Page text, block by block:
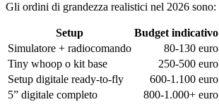
Gli ordini di grandezza realistici nel 2026 sono:
Setup
Budget indicativo
Simulatore + radiocomando
80-130 euro
Tiny whoop o kit base
250-500 euro
Setup digitale ready-to-fly
600-1.100 euro
5” digitale completo
800-1.000+ euro